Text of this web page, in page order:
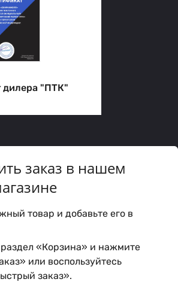
дилера "ПТК"
заказ в нашем
товар и добавьте его в
«Корзина» и нажмите
или воспользуйтесь
заказ».